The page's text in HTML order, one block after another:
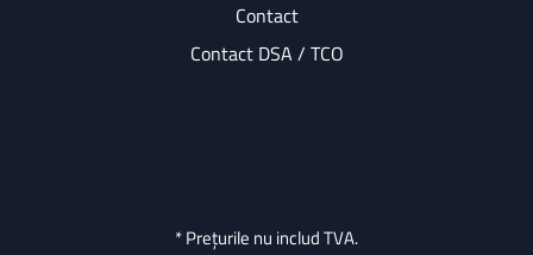
Contact
Contact DSA / TCO
* Prețurile nu includ TVA.